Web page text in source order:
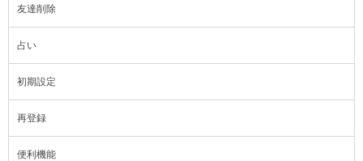
友達削除
占い
初期設定
再登録
便利機能